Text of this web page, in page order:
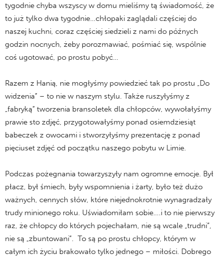
tygodnie chyba wszyscy w domu mieliśmy tą świadomość, że
to już tylko dwa tygodnie…chłopaki zaglądali częściej do
naszej kuchni, coraz częściej siedzieli z nami do późnych
godzin nocnych, żeby porozmawiać, pośmiać się, wspólnie
coś ugotować, po prostu pobyć…
Razem z Hanią, nie mogłyśmy powiedzieć tak po prostu „Do
widzenia” – to nie w naszym stylu. Także ruszyłyśmy z
„fabryką” tworzenia bransoletek dla chłopców, wywołałyśmy
prawie sto zdjęć, przygotowałyśmy ponad osiemdziesiąt
babeczek z owocami i stworzyłyśmy prezentację z ponad
pięciuset zdjęć od początku naszego pobytu w Limie.
Podczas pożegnania towarzyszyły nam ogromne emocje. Był
płacz, był śmiech, były wspomnienia i żarty, było też dużo
ważnych, cennych słów, które niejednokrotnie wynagradzały
trudy minionego roku. Uświadomiłam sobie….i to nie pierwszy
raz, że chłopcy do których pojechałam, nie są wcale „trudni”,
nie są „zbuntowani”. To są po prostu chłopcy, którym w
całym ich życiu brakowało tylko jednego – miłości. Dobrego